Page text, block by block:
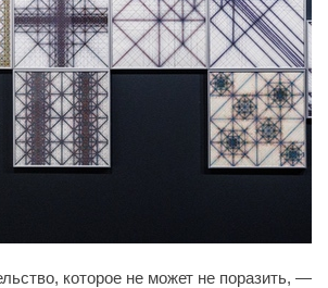
которое не может не поразить, —